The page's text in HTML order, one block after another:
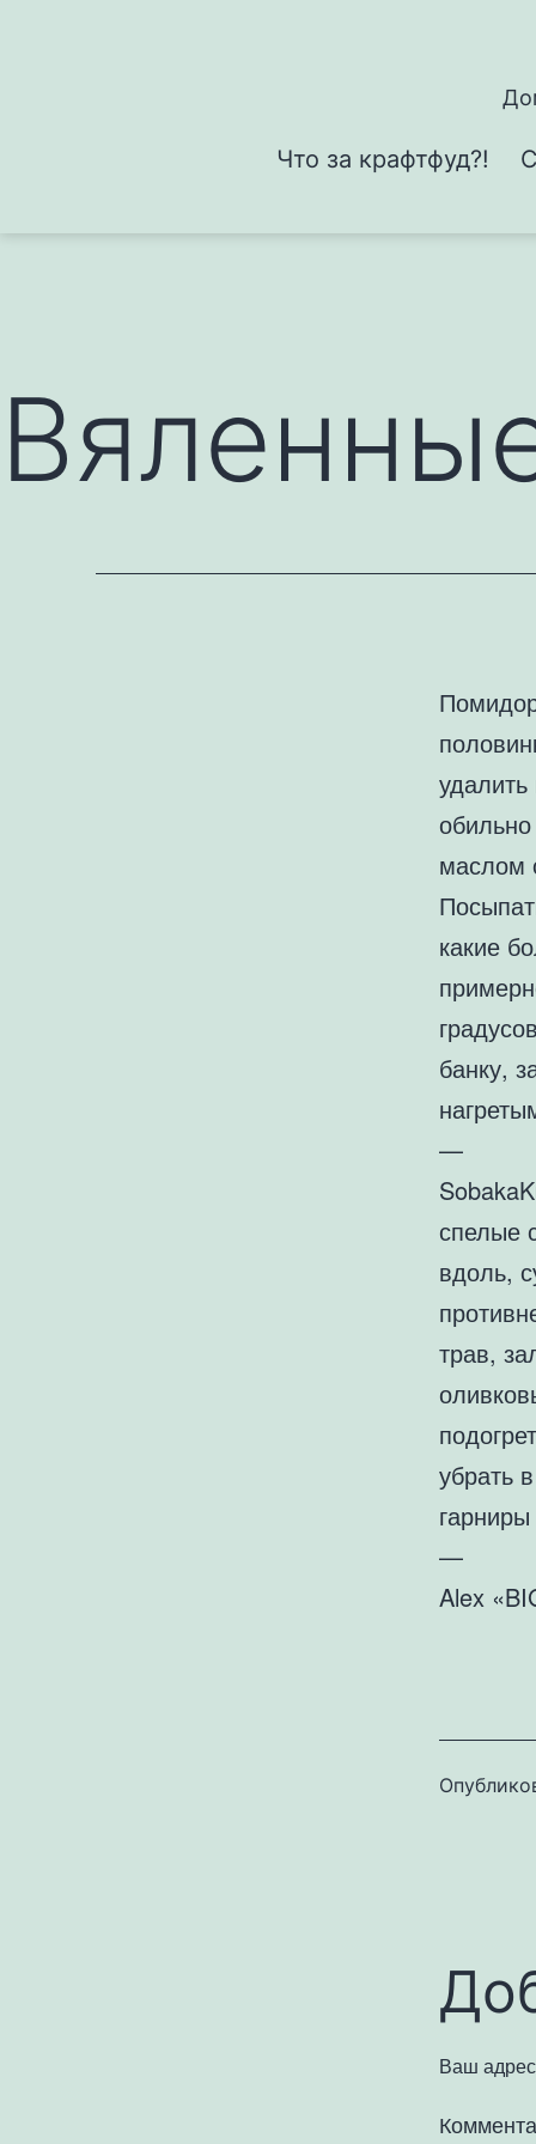
Что за крафтфуд?!
маслом
какие
банку,
—
спелые
вдоль,
трав,
убрать
—
Alex
Ваш адрес